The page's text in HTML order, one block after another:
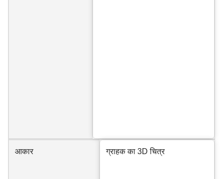
आकार ग्राहक का 3D चित्र